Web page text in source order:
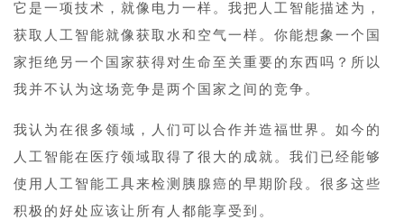
它是一项技术，就像电力一样。我把人工智能描述为，
获取人工智能就像获取水和空气一样。你能想象一个国
家拒绝另一个国家获得对生命至关重要的东西吗？所以
我并不认为这场竞争是两个国家之间的竞争。
我认为在很多领域，人们可以合作并造福世界。如今的
人工智能在医疗领域取得了很大的成就。我们已经能够
使用人工智能工具来检测胰腺癌的早期阶段。很多这些
积极的好处应该让所有人都能享受到。